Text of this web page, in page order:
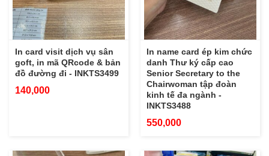
In card visit dịch vụ sân
goft, in mã QRcode & bản
đồ đường đi - INKTS3499
140,000
In name card ép kim chức
danh Thư ký cấp cao
Senior Secretary to the
Chairwoman tập đoàn
kinh tế đa ngành -
INKTS3488
550,000